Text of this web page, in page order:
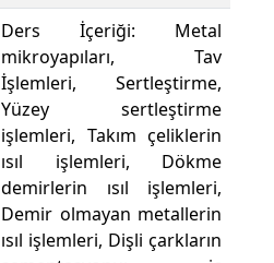
Ders İçeriği: Metal
mikroyapıları, Tav
İşlemleri, Sertleştirme,
Yüzey sertleştirme
işlemleri, Takım çeliklerin
ısıl işlemleri, Dökme
demirlerin ısıl işlemleri,
Demir olmayan metallerin
ısıl işlemleri, Dişli çarkların